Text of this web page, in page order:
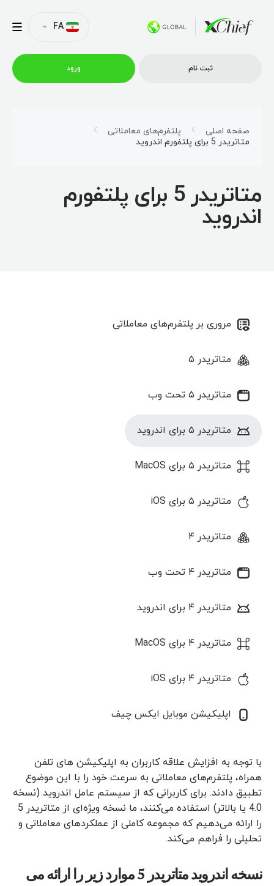
امتیازات
FA
ثبت نام ورود
صفحه اصلی
پلتفرم‌های معاملاتی
متاتریدر 5 برای پلتفورم اندروید
متاتریدر 5 برای پلتفورم
اندروید
مروری بر پلتفرم‌های معاملاتی
متاتریدر ۵
متاتریدر ۵ تحت وب
متاتریدر ۵ برای اندروید
متاتریدر ۵ برای MacOS
متاتریدر ۵ برای iOS
متاتریدر ۴
متاتریدر ۴ تحت وب
متاتریدر ۴ برای اندروید
متاتریدر ۴ برای MacOS
متاتریدر ۴ برای iOS
اپلیکیشن موبایل ایکس چیف
با توجه به افزایش علاقه کاربران به اپلیکیشن های تلفن
همراه، پلتفرم‌های معاملاتی به سرعت خود را با این موضوع
تطبیق دادند. برای کاربرانی که از سیستم عامل اندروید (نسخه
4.0 یا بالاتر) استفاده می‌کنند، ما نسخه ویژه‌ای از متاتریدر 5
را ارائه می‌دهیم که مجموعه کاملی از عملکردهای معاملاتی و
تحلیلی را فراهم می‌کند.
نسخه اندروید متاتریدر 5 موارد زیر را ارائه می